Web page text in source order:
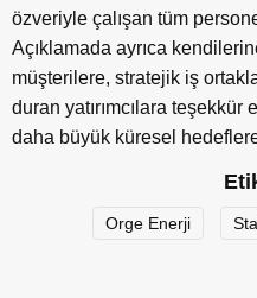
özveriyle çalışan tüm
Açıklamada ayrıca
müşterilere, stratejik iş
duran yatırımcılara
daha büyük küresel
Orge Enerji